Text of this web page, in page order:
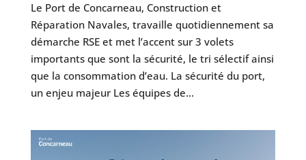
Le Port de Concarneau, Construction et
Réparation Navales, travaille quotidiennement sa
démarche RSE et met l’accent sur 3 volets
importants que sont la sécurité, le tri sélectif ainsi
que la consommation d’eau. La sécurité du port,
un enjeu majeur Les équipes de...